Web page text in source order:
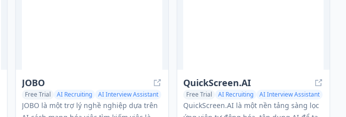
JOBO
Free Trial AI Recruiting AI Interview Assistant
JOBO là một trợ lý nghề nghiệp dựa trên
QuickScreen.AI
Free Trial AI Recruiting
AI Interview Assistant
AI Task Management
QuickScreen.AI là một nền tảng sàng lọc